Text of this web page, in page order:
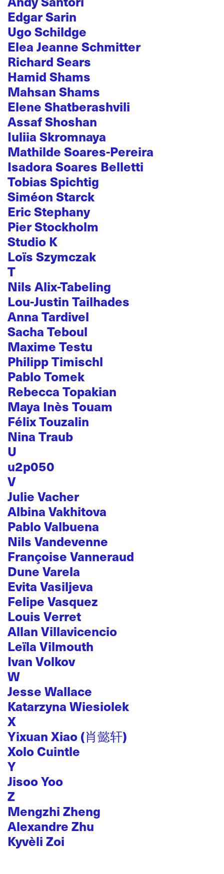
Edgar Sarin
Ugo Schildge
Elea Jeanne Schmitter
Richard Sears
Hamid Shams
Mahsan Shams
Elene Shatberashvili
Assaf Shoshan
Iuliia Skromnaya
Mathilde Soares-Pereira
Isadora Soares Belletti
Tobias Spichtig
Siméon Starck
Eric Stephany
Pier Stockholm
Studio K
Loïs Szymczak
T
Nils Alix-Tabeling
Lou-Justin Tailhades
Anna Tardivel
Sacha Teboul
Maxime Testu
Philipp Timischl
Pablo Tomek
Rebecca Topakian
Maya Inès Touam
Félix Touzalin
Nina Traub
U
u2p050
V
Julie Vacher
Albina Vakhitova
Pablo Valbuena
Nils Vandevenne
Françoise Vanneraud
Dune Varela
Evita Vasiljeva
Felipe Vasquez
Louis Verret
Allan Villavicencio
Leïla Vilmouth
Ivan Volkov
W
Jesse Wallace
Katarzyna Wiesiolek
X
Yixuan Xiao (肖懿轩)
Xolo Cuintle
Y
Jisoo Yoo
Z
Mengzhi Zheng
Alexandre Zhu
Kyvèli Zoi